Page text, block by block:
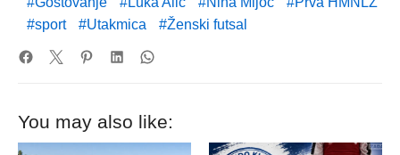
sport
Utakmica Ženski futsal
You may also like: